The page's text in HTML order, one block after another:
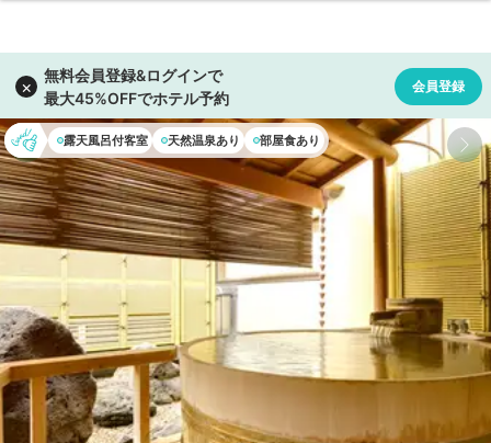
露天風呂付客室 天然温泉あり 部屋食あり